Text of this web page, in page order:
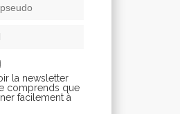
la newsletter
comprends que
facilement à